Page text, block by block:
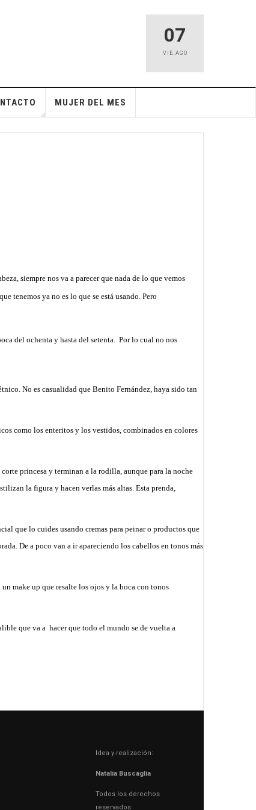
07
VIE , AGO
MUJER DEL MES
siempre nos va a parecer que nada de lo que vemos
tenemos ya no es lo que se está usando. Pero
del ochenta y hasta del setenta. Por lo cual no nos
No es casualidad que Benito Fernández, haya sido tan
como los enteritos y los vestidos, combinados en colores
princesa y terminan a la rodilla, aunque para la noche
la figura y hacen verlas más altas. Esta prenda,
que lo cuides usando cremas para peinar o productos que
De a poco van a ir apareciendo los cabellos en tonos más
make up que resalte los ojos y la boca con tonos
que va a hacer que todo el mundo se de vuelta a
Idea y realización:
Natalia Buscaglia
Todos los derechos
reservados